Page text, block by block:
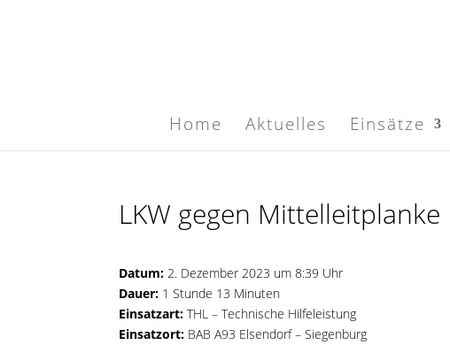
Home Aktuelles Einsätze
LKW gegen Mittelleitplanke
Datum: 2. Dezember 2023 um 8:39 Uhr
Dauer: 1 Stunde 13 Minuten
Einsatzart: THL – Technische Hilfeleistung
Einsatzort: BAB A93 Elsendorf – Siegenburg